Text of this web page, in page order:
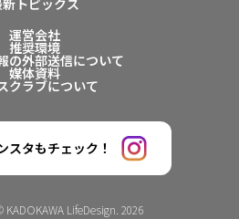
運営会社
推奨環境
の外部送信について
媒体資料
クラブについて
スタもチェック！
LifeDesign. 2026